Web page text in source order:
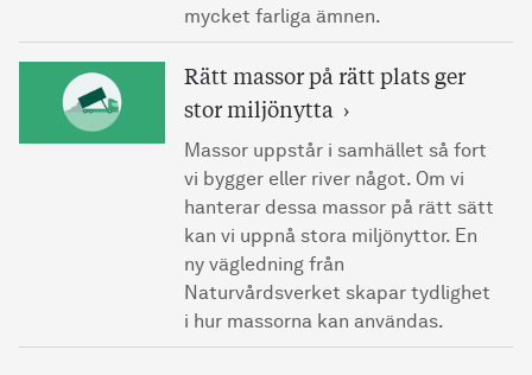
mycket farliga ämnen.
Rätt massor på rätt plats ger
stor miljönytta
Massor uppstår i samhället så fort
vi bygger eller river något. Om vi
hanterar dessa massor på rätt sätt
kan vi uppnå stora miljönyttor. En
ny vägledning från
Naturvårdsverket skapar tydlighet
i hur massorna kan användas.